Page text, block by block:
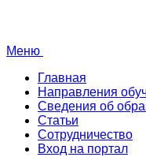
Меню
Главная
Направления
Сведения об
Статьи
Сотрудничество
Вход на портал